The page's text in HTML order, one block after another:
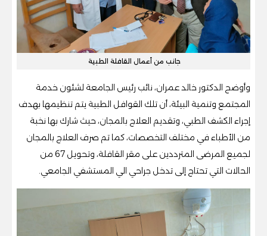
جانب من أعمال القافلة الطبية
وأوضح الدكتور خالد عمران، نائب رئيس الجامعة لشئون خدمة
المجتمع وتنمية البيئة، أن تلك القوافل الطبية يتم تنظيمها بهدف
إجراء الكشف الطبي، وتقديم العلاج بالمجان، حيث شارك بها نخبة
من الأطباء في مختلف التخصصات، كما تم صرف العلاج بالمجان
لجميع المرضى المترددين على مقر القافلة، وتحويل 67 من
الحالات التي تحتاج إلى تدخل جراحي الي المستشفي الجامعي.